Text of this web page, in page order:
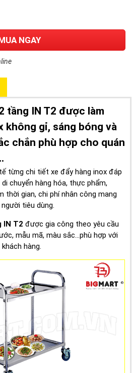
NGAY
tầng IN T2 được làm
không gỉ, sáng bóng và
chắn phù hợp cho quán
từng chi tiết xe đẩy hàng inox đáp
chuyển hàng hóa, thực phẩm,
thời gian, chi phí nhân công mang
tiêu dùng.
IN T2 được gia công theo yêu cầu
mẫu mã, màu sắc...phù hợp với
hàng.